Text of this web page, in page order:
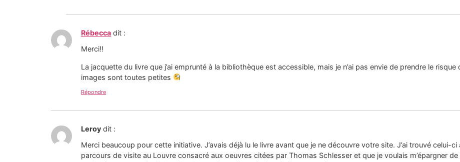
Rébecca dit :
Merci!!
La jacquette du livre que j’ai emprunté à la bibliothèque est accessible, mais je n’ai pas envie de prendre le
images sont toutes petites
Répondre
Leroy dit :
Merci beaucoup pour cette initiative. J’avais déjà lu le livre avant que je ne découvre votre site. J’ai trouvé celui-
parcours de visite au Louvre consacré aux oeuvres citées par Thomas Schlesser et que je voulais m’épargner